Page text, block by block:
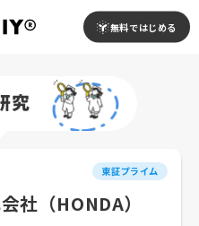
無料ではじめる
究
東証プライム
社（HONDA）